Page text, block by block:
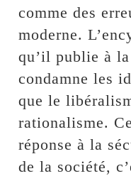
comme des
moderne.
qu’il publie à
condamne les
que le
rationalisme.
réponse à la
de la société,